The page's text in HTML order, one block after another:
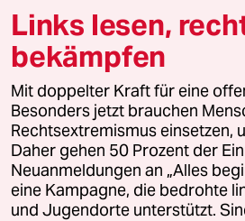
© 2026 taz Verlags und Vertriebs
Alle Rechte vorbehalten. Bei rechtlichen
wenden Sie sich bitte an
lizenzen@taz.de
Feedback Redaktionsstatut
Leitlinie Informant Datenschutz
Links lesen,
bekämpfen
Mit doppelter Kraft für eine
Besonders jetzt brauchen
Rechtsextremismus einsetzen,
Daher gehen 50 Prozent der
Neuanmeldungen an „Alles
eine Kampagne, die bedrohte
und Jugendorte unterstützt.